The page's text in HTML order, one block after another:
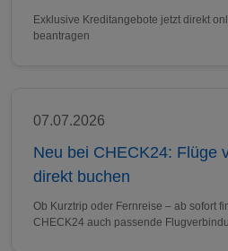
Exklusive Kreditangebote jetzt direkt
beantragen
07.07.2026
Neu bei CHECK24: Flüge
direkt buchen
Ob Kurztrip oder Fernreise – ab sofort
CHECK24 auch passende